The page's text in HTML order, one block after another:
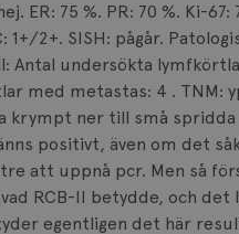
ER: 75 %. PR: 70 %. Ki-67:
1+/2+. SISH: pågår.
Antal undersökta
med metastas: 4 . TNM:
krympt ner till små spridda
positivt, även om det
att uppnå pcr. Men så
RCB-II betydde, och det
egentligen det här